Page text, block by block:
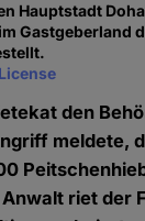
Hauptstadt
Gastgeberland
den
meldete,
riet der